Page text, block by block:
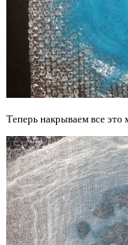
Теперь накрываем все